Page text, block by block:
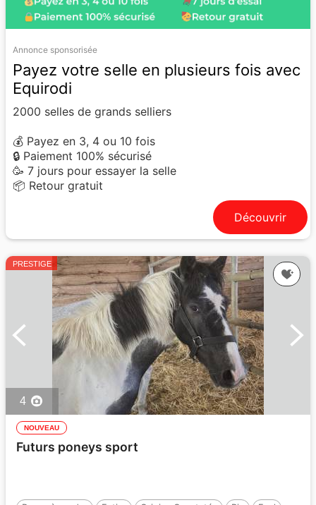
Annonce sponsorisée
Payez votre selle en plusieurs fois avec
Equirodi
2000 selles de grands selliers
💰 Payez en 3, 4 ou 10 fois
🔒 Paiement 100% sécurisé
🥳 7 jours pour essayer la selle
📦 Retour gratuit
Découvrir
PRESTIGE
4
NOUVEAU
Futurs poneys sport